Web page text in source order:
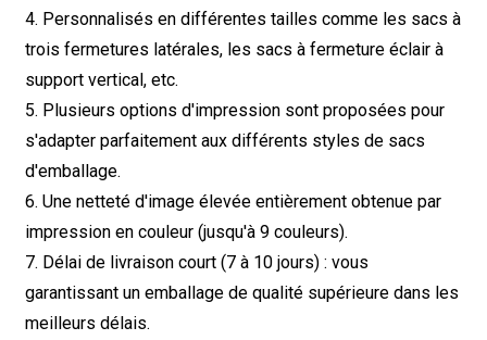
4. Personnalisés en différentes tailles comme les sacs à
trois fermetures latérales, les sacs à fermeture éclair à
support vertical, etc.
5. Plusieurs options d'impression sont proposées pour
s'adapter parfaitement aux différents styles de sacs
d'emballage.
6. Une netteté d'image élevée entièrement obtenue par
impression en couleur (jusqu'à 9 couleurs).
7. Délai de livraison court (7 à 10 jours) : vous
garantissant un emballage de qualité supérieure dans les
meilleurs délais.